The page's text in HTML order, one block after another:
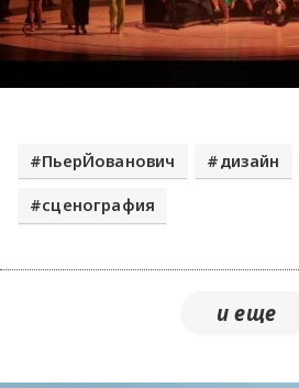
ПьерЙованович дизайн
сценография